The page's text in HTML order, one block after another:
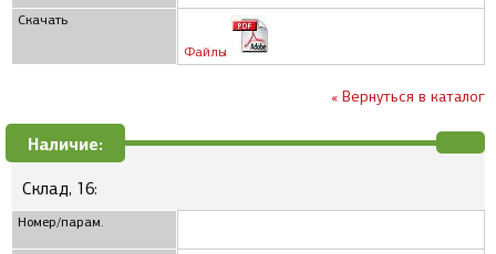
Скачать
Файлы
« Вернуться в каталог
Наличие:
Склад, 16:
Номер/парам.